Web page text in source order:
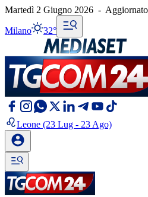
Martedì 2 Giugno 2026 -
Milano 32°
Leone (23 Lug - 23 Ago)